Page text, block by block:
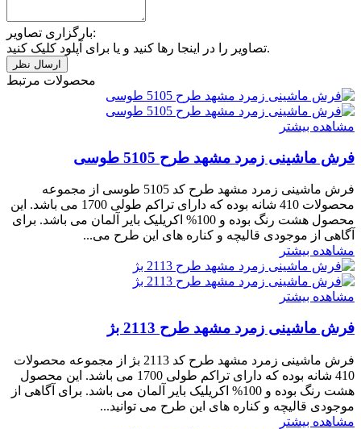
بارگزاری تصاویر:
تصاویر را در اینجا رها کنید و یا برای آپلود کلیک کنید.
محصولات مرتبط
مشاهده بیشتر
فرش ماشینی زمرد مشهد طرح 5105 طوسی
فرش ماشینی زمرد مشهد طرح کد 5105 طوسی از مجموعه
محصولات 410 شانه بوده که دارای تراکم طولی 1700 می باشد. این
محصول هشت رنگ بوده و 100% اکریلیک بایر آلمان می باشد. برای
آگاهی از موجودی قالیچه و کناره های این طرح می...
مشاهده بیشتر
مشاهده بیشتر
فرش ماشینی زمرد مشهد طرح 2113 بژ
فرش ماشینی زمرد مشهد طرح کد 2113 بژ از مجموعه محصولات
410 شانه بوده که دارای تراکم طولی 1700 می باشد. این محصول
هشت رنگ بوده و 100% اکریلیک بایر آلمان می باشد. برای آگاهی از
موجودی قالیچه و کناره های این طرح می توانید...
مشاهده بیشتر